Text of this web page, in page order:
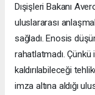
Dışişleri Bakanı
uluslararası
sağladı. Enosis
rahatlatmadı.
kaldırılabileceği
imza altına aldığı